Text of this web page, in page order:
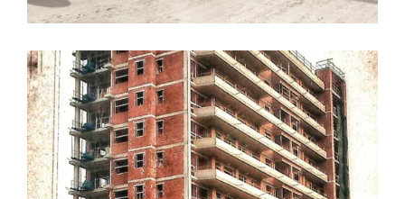
23 DICIEMBRE, 2016 EDIFICIO LÚMINA PRADO DE LA VEGA
Felices Fiestas y próspero Año
Nuevo
LEER MÁS